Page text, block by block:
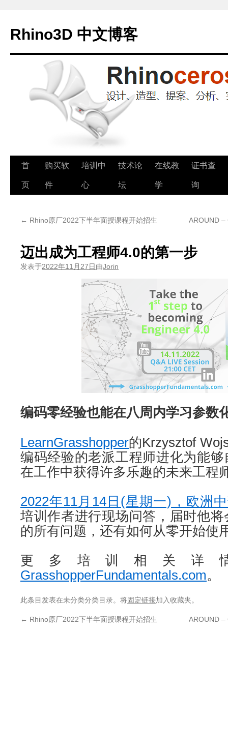
Rhino3D 中文博客
跳
至
首
页
购买软
件
培训中
心
技术论
坛
在线教
学
证书查
询
← Rhino原厂2022下半年面授课程开始招生 AROUND –
迈出成为工程师4.0的第一步
发表于2022年11月27日由Jorin
编码零经验也能在八周内学习参数
LearnGrasshopper的Krzysztof
编码经验的老派工程师进化为能
在工作中获得许多乐趣的未来工程
2022年11月14日(星期一)，欧洲
培训作者进行现场问答，届时他
的所有问题，还有如何从零开始使
更多培训相关详
GrasshopperFundamentals.com。
此条目发表在未分类分类目录。将固定链接加入收藏夹。
← Rhino原厂2022下半年面授课程开始招生 AROUND –